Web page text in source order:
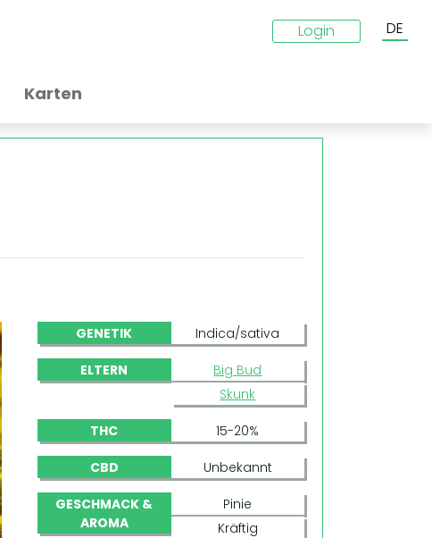
Login DE
Karten
GENETIK Indica/sativa
ELTERN
Big Bud
Skunk
THC 15-20%
CBD Unbekannt
GESCHMACK &
AROMA
Pinie
Kräftig